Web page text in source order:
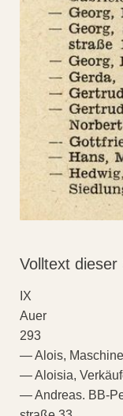
Volltext dieser
IX
Auer
293
— Alois,
— Aloisia,
— Andreas. BB-